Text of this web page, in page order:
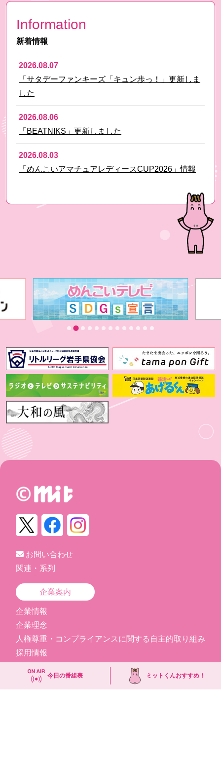
今日の番組表 ミットくんおすすめ！
お問い合わせ
関連・系列
企業案内
企業情報
企業理念
人権尊重・コンプライアンスに関する自主的取り組み
採用情報
めんこいテレビ見学者情報
テレビ視聴データの収集について